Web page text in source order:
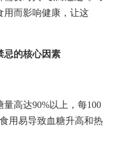
用而影响健康，让这
忌的核心因素
高达90%以上，每100
用易导致血糖升高和热